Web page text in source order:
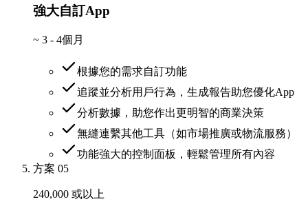
強大自訂App
~ 3 - 4個月
根據您的需求自訂功能
追蹤並分析用戶行為，生成報告助您優化App
分析數據，助您作出更明智的商業決策
無縫連繫其他工具（如市場推廣或物流服務）
功能強大的控制面板，輕鬆管理所有內容
方案 05
240,000 或以上